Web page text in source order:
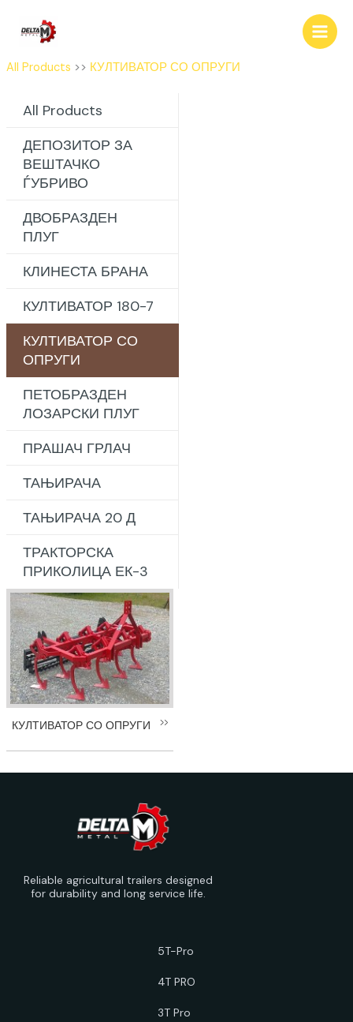
content
All Products >> КУЛТИВАТОР СО ОПРУГИ
All Products
ДЕПОЗИТОР ЗА
ВЕШТАЧКО
ЃУБРИВО
ДВОБРАЗДЕН
ПЛУГ
КЛИНЕСТА БРАНА
КУЛТИВАТОР 180-7
КУЛТИВАТОР СО
ОПРУГИ
ПЕТОБРАЗДЕН
ЛОЗАРСКИ ПЛУГ
ПРАШАЧ ГРЛАЧ
ТАЊИРАЧА
ТАЊИРАЧА 20 Д
ТРАКТОРСКА
ПРИКОЛИЦА ЕК-3
КУЛТИВАТОР СО ОПРУГИ
Reliable agricultural trailers designed
for durability and long service life.
5T-Pro
4T PRO
3T Pro